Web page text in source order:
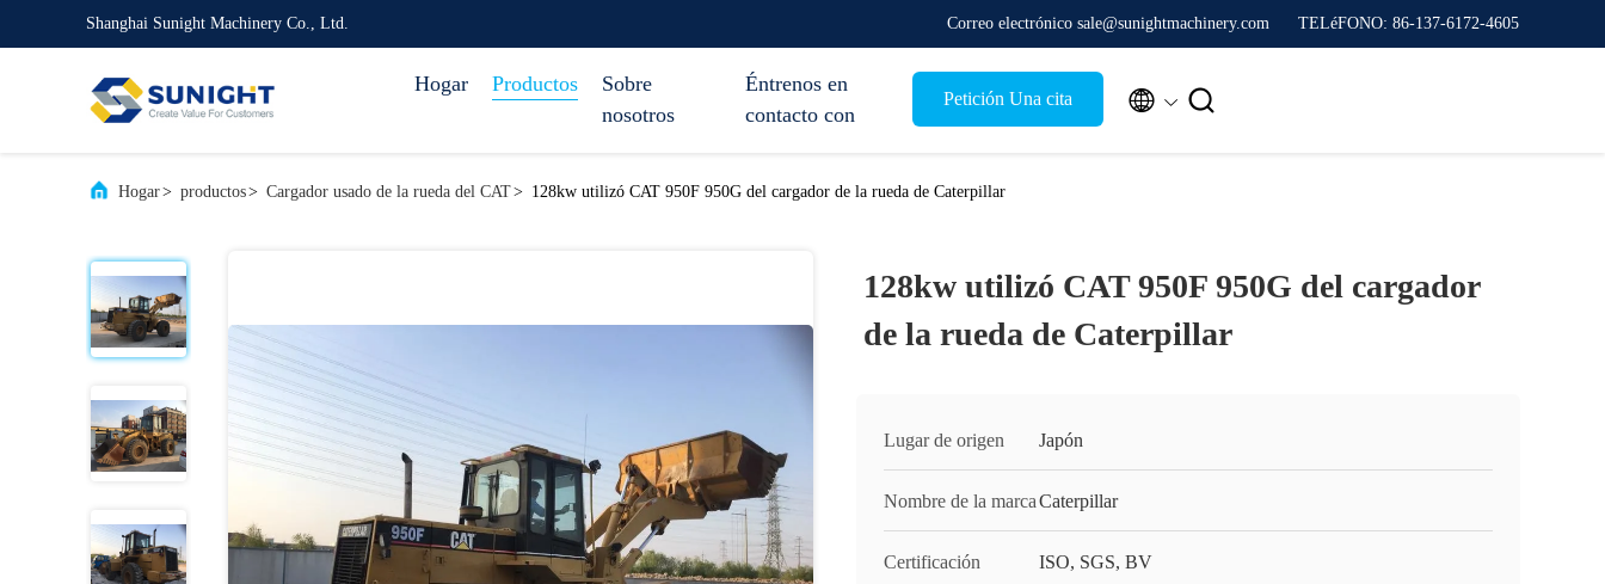
Shanghai Sunight Machinery Co., Ltd. Correo electrónico sale@sunightmachinery.com TELéFONO: 86-137-6172-4605
Hogar Productos
Sobre
nosotros
Éntrenos en
contacto con
Petición Una cita  
Hogar> productos> Cargador usado de la rueda del CAT> 128kw utilizó CAT 950F 950G del cargador de la rueda de Caterpillar
128kw utilizó CAT 950F 950G del cargador
de la rueda de Caterpillar
Lugar de origen Japón
Nombre de la marcaCaterpillar
Certificación ISO, SGS, BV